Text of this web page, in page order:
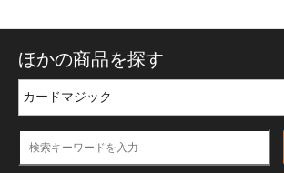
ほかの商品を探す